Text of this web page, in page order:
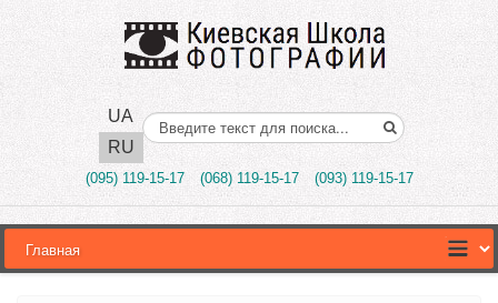
UA
RU
Поиск..
(095) 119-15-17 (068) 119-15-17 (093) 119-15-17